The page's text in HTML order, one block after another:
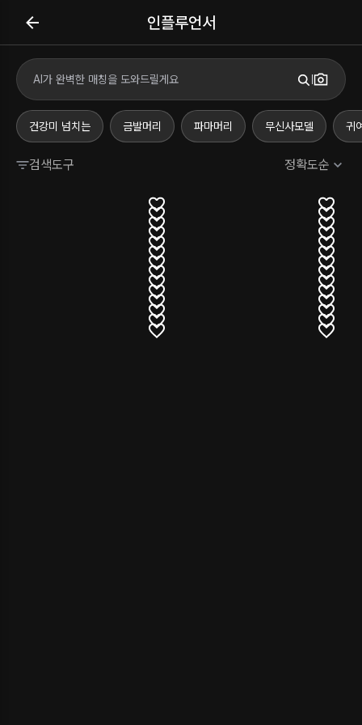
인플루언서
건강미 넘치는 금발머리 파마머리 무신사모델 귀
검색도구 정확도순